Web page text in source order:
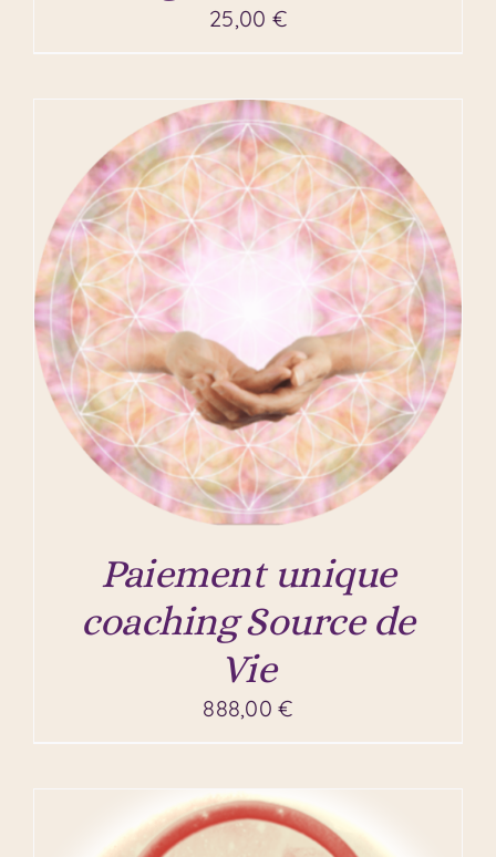
25,00 €
Paiement unique
coaching Source de
Vie
888,00€